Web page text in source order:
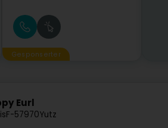
Gesponserter
Eurl
F-57970Yutz